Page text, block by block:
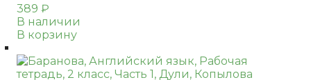
389 ₽
В наличии
В корзину